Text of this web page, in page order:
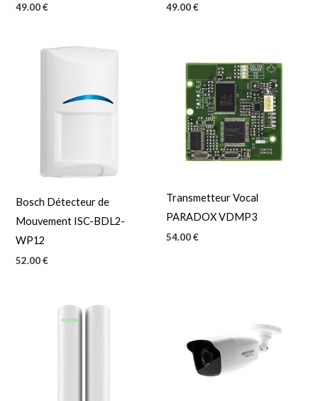
49.00€ 49.00€
Bosch Détecteur de
Mouvement ISC-BDL2-
WP12
52.00€
Transmetteur Vocal
PARADOX VDMP3
54.00€